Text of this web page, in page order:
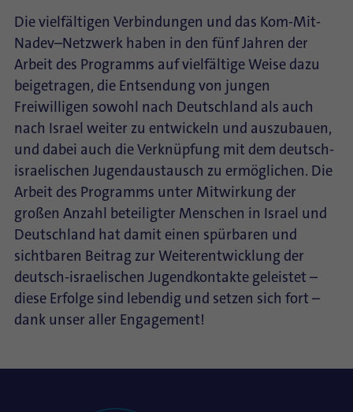
Die vielfältigen Verbindungen und das Kom-Mit-
Nadev–Netzwerk haben in den fünf Jahren der
Arbeit des Programms auf vielfältige Weise dazu
beigetragen, die Entsendung von jungen
Freiwilligen sowohl nach Deutschland als auch
nach Israel weiter zu entwickeln und auszubauen,
und dabei auch die Verknüpfung mit dem deutsch-
israelischen Jugendaustausch zu ermöglichen. Die
Arbeit des Programms unter Mitwirkung der
großen Anzahl beteiligter Menschen in Israel und
Deutschland hat damit einen spürbaren und
sichtbaren Beitrag zur Weiterentwicklung der
deutsch-israelischen Jugendkontakte geleistet –
diese Erfolge sind lebendig und setzen sich fort –
dank unser aller Engagement!